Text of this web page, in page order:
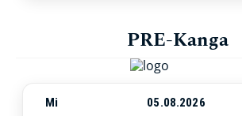
PRE-Kanga
Mi 05.08.2026